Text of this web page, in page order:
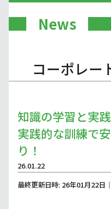
News
コーポレー
知識の学習と実
実践的な訓練で
り！
26.01.22
最終更新日時: 26年01月22日